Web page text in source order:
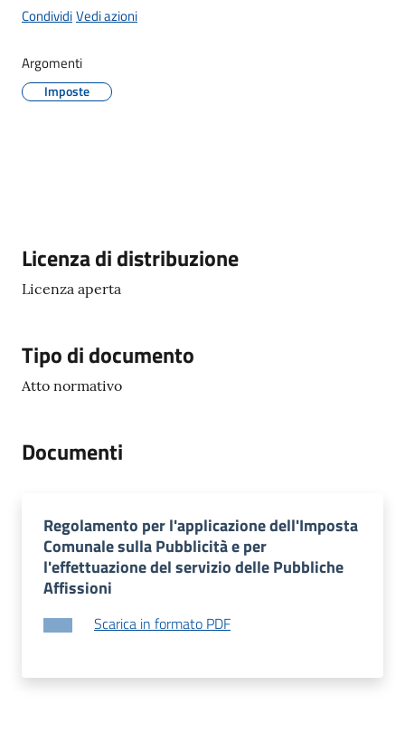
o
i
O
Tutti
gli
argomenti...
Seguici
CondividiVedi azioni
Argomenti
Imposte
Descrizione
Licenza di distribuzione
Licenza aperta
Tipo di documento
Atto normativo
Documenti
Regolamento per l'applicazione dell'Imposta
Comunale sulla Pubblicità e per
l'effettuazione del servizio delle Pubbliche
Affissioni
Scarica in formato PDF